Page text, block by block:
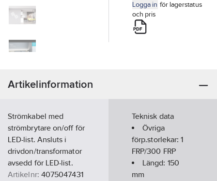
Logga in för lagerstatus
och pris
Artikelinformation
Strömkabel med
strömbrytare on/off för
LED-list. Ansluts i
drivdon/transformator
avsedd för LED-list.
Artikelnr: 4075047431
Teknisk data
Övriga
förp.storlekar:1
FRP/300 FRP
Längd: 150
mm